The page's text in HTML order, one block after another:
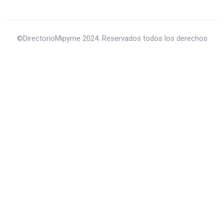
©DirectorioMipyme 2024. Reservados todos los derechos